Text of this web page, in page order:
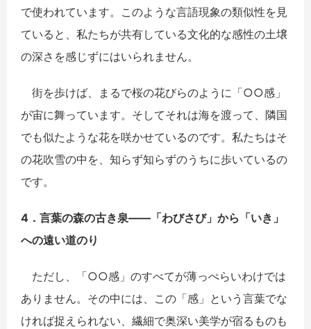
で使われています。このような言語現象の類似性を見
ていると、私たちが共有している文化的な感性の土壌
の深さを感じずにはいられません。
街を歩けば、まるで桜の花びらのように「○○感」
が宙に舞っています。そしてそれは海を渡って、隣国
でも似たような花を咲かせているのです。私たちはそ
の花吹雪の中を、知らず知らずのうちに歩いているの
です。
4．言葉の森の古き泉――「わびさび」から「いき」
への遠い道のり
ただし、「○○感」のすべてが薄っぺらいわけでは
ありません。その中には、この「感」という言葉でな
ければ捉えられない、繊細で奥深い美学が宿るものも